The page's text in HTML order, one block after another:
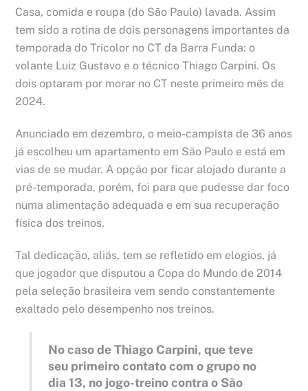
Casa, comida e roupa (do São Paulo) lavada. Assim
tem sido a rotina de dois personagens importantes da
temporada do Tricolor no CT da Barra Funda: o
volante Luiz Gustavo e o técnico Thiago Carpini. Os
dois optaram por morar no CT neste primeiro mês de
2024.
Anunciado em dezembro, o meio-campista de 36 anos
já escolheu um apartamento em São Paulo e está em
vias de se mudar. A opção por ficar alojado durante a
pré-temporada, porém, foi para que pudesse dar foco
numa alimentação adequada e em sua recuperação
física dos treinos.
Tal dedicação, aliás, tem se refletido em elogios, já
que jogador que disputou a Copa do Mundo de 2014
pela seleção brasileira vem sendo constantemente
exaltado pelo desempenho nos treinos.
No caso de Thiago Carpini, que teve
seu primeiro contato com o grupo no
dia 13, no jogo-treino contra o São